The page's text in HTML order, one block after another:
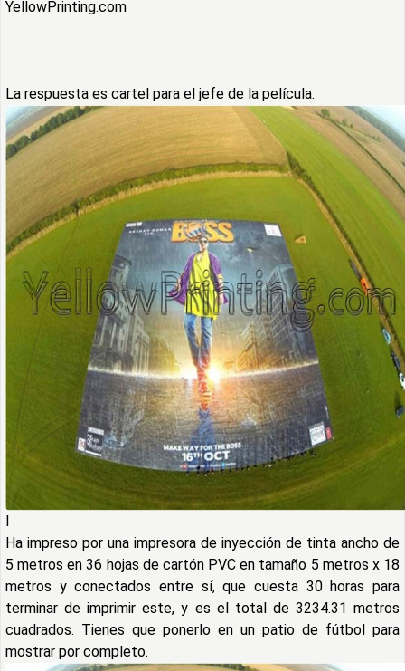
YellowPrinting.com
La respuesta es cartel para el jefe de la película.
I
Ha impreso por una impresora de inyección de tinta ancho de
5 metros en 36 hojas de cartón PVC en tamaño 5 metros x 18
metros y conectados entre sí, que cuesta 30 horas para
terminar de imprimir este, y es el total de 3234.31 metros
cuadrados. Tienes que ponerlo en un patio de fútbol para
mostrar por completo.